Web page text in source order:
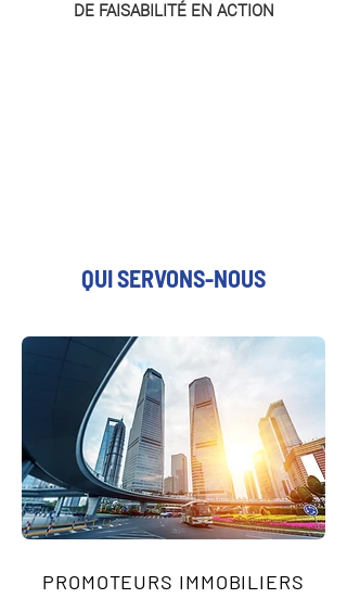
DE FAISABILITÉ EN ACTION
QUI SERVONS-NOUS
PROMOTEURS IMMOBILIERS